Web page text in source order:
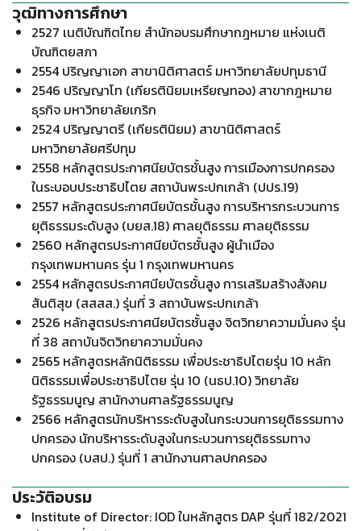
วุฒิทางการศึกษา
2527 เนติบัณฑิตไทย สำนักอบรมศึกษากฎหมาย แห่งเนติ
บัณฑิตยสภา
2554 ปริญญาเอก สาขานิติศาสตร์ มหาวิทยาลัยปทุมธานี
2546 ปริญญาโท (เกียรตินิยมเหรียญทอง) สาขากฎหมาย
ธุรกิจ มหาวิทยาลัยเกริก
2524 ปริญญาตรี (เกียรตินิยม) สาขานิติศาสตร์
มหาวิทยาลัยศรีปทุม
2558 หลักสูตรประกาศนียบัตรชั้นสูง การเมืองการปกครอง
ในระบอบประชาธิปไตย สถาบันพระปกเกล้า (ปปร.19)
2557 หลักสูตรประกาศนียบัตรชั้นสูง การบริหารกระบวนการ
ยุติธรรมระดับสูง (บยส.18) ศาลยุติธรรม ศาลยุติธรรม
2560 หลักสูตรประกาศนียบัตรชั้นสูง ผู้นำเมือง
กรุงเทพมหานคร รุ่น 1 กรุงเทพมหานคร
2554 หลักสูตรประกาศนียบัตรชั้นสูง การเสริมสร้างสังคม
สันติสุข (สสสส.) รุ่นที่ 3 สถาบันพระปกเกล้า
2526 หลักสูตรประกาศนียบัตรชั้นสูง จิตวิทยาความมั่นคง รุ่น
ที่ 38 สถาบันจิตวิทยาความมั่นคง
2565 หลักสูตรหลักนิติธรรม เพื่อประชาธิปไตยรุ่น 10 หลัก
นิติธรรมเพื่อประชาธิปไตย รุ่น 10 (นธป.10) วิทยาลัย
รัฐธรรมนูญ สานักงานศาลรัฐธรรมนูญ
2566 หลักสูตรนักบริหารระดับสูงในกระบวนการยุติธรรมทาง
ปกครอง นักบริหารระดับสูงในกระบวนการยุติธรรมทาง
ปกครอง (บสป.) รุ่นที่ 1 สานักงานศาลปกครอง
ประวัติอบรม
Institute of Director: IOD ในหลักสูตร DAP รุ่นที่ 182/2021